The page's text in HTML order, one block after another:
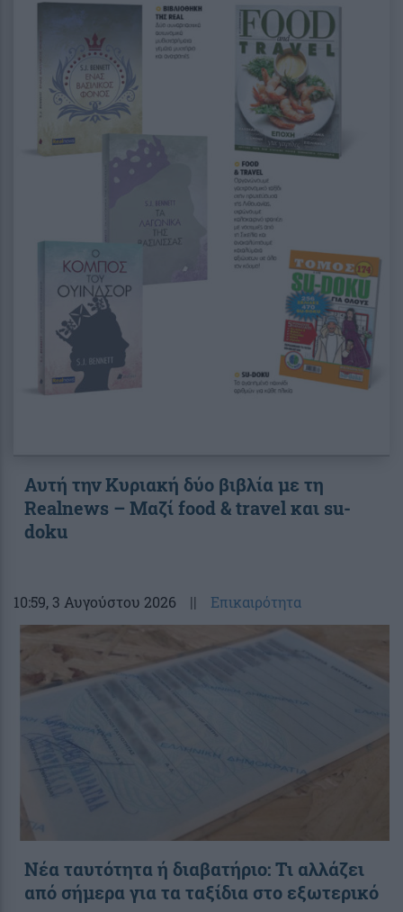
Αυτή την Κυριακή δύο βιβλία με τη
Realnews – Μαζί food & travel και su-
doku
10:59, 3 Αυγούστου 2026 || Επικαιρότητα
Νέα ταυτότητα ή διαβατήριο: Τι αλλάζει
από σήμερα για τα ταξίδια στο εξωτερικό